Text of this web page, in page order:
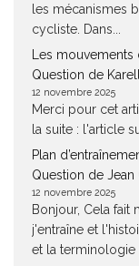
les mécanismes
cycliste. Dans...
Les
Question de
12 novembre 2025
Merci pour cet
la suite : l'article
Plan
Question de
12 novembre 2025
Bonjour, Cela fait
j'entraîne et
et la terminologie